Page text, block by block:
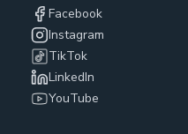
Facebook
Instagram
TikTok
LinkedIn
YouTube